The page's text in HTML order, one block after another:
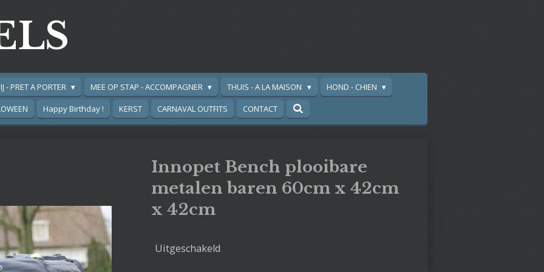
- PRET A PORTER MEE OP STAP - ACCOMPAGNER THUIS - A LA MAISON
HOND - CHIEN
Happy Birthday ! KERST CARNAVAL OUTFITS CONTACT
Innopet Bench plooibare
metalen baren 60cm x 42cm
x 42cm
Uitgeschakeld